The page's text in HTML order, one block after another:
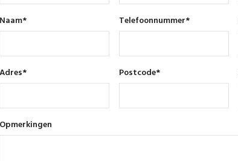
Naam* Telefoonnummer*
Adres* Postcode*
Opmerkingen